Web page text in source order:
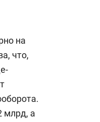
на
что,
млрд, а